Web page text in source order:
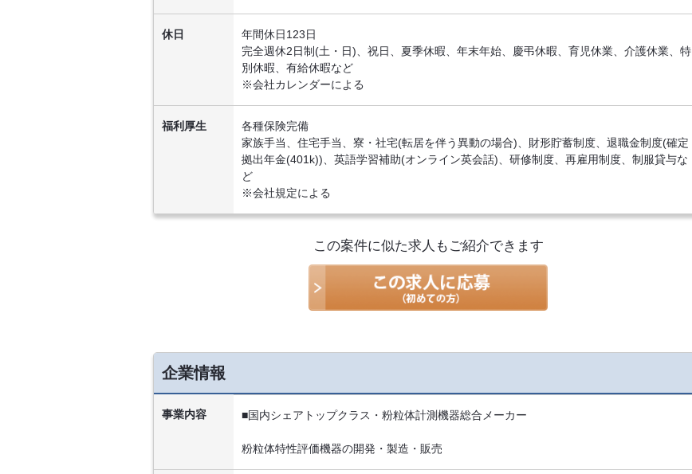
休日
年間休日123日
完全週休2日制(土・日)、祝日、夏季休暇、年末年始、慶弔休暇、育児休業、介護休業、特
別休暇、有給休暇など
※会社カレンダーによる
福利厚生
各種保険完備
家族手当、住宅手当、寮・社宅(転居を伴う異動の場合)、財形貯蓄制度、退職金制度(確定
拠出年金(401k))、英語学習補助(オンライン英会話)、研修制度、再雇用制度、制服貸与な
ど
※会社規定による
この案件に似た求人もご紹介できます
企業情報
事業内容 ■国内シェアトップクラス・粉粒体計測機器総合メーカー
粉粒体特性評価機器の開発・製造・販売